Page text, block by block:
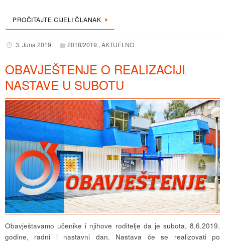
PROČITAJTE CIJELI ČLANAK
3. Juna 2019. 2018/2019.,AKTUELNO
OBAVJEŠTENJE O REALIZACIJI
NASTAVE U SUBOTU
Obavještavamo učenike i njihove roditelje da je subota, 8.6.2019.
godine, radni i nastavni dan. Nastava će se realizovati po